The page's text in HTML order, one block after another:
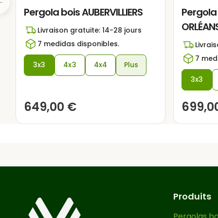
Vous pouvez couvrir le
coulissant, du canisse ou
et de la pluie. Pour
correctement au sol.
d’acheter les vis
Cette pergola terrasse
facile à comprendre. Elle
facile pour embellir et
Profitez pleinement de
Pergola bois AUBERVILLIERS
Livraison gratuite: 14-28 jours
7 medidas disponibles.
3x3 4x3 4x4 Plus
649,00 €
7
3x3
Produits